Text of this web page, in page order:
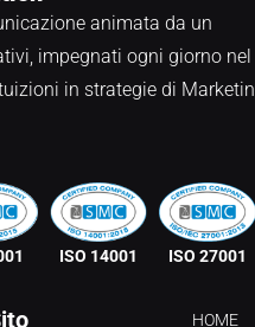
animata da un
impegnati ogni giorno nel
in strategie di
ISO 14001 ISO 27001
HOME